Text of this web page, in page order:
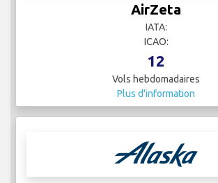
AirZeta
IATA:
ICAO:
12
Vols hebdomadaires
Plus d'information